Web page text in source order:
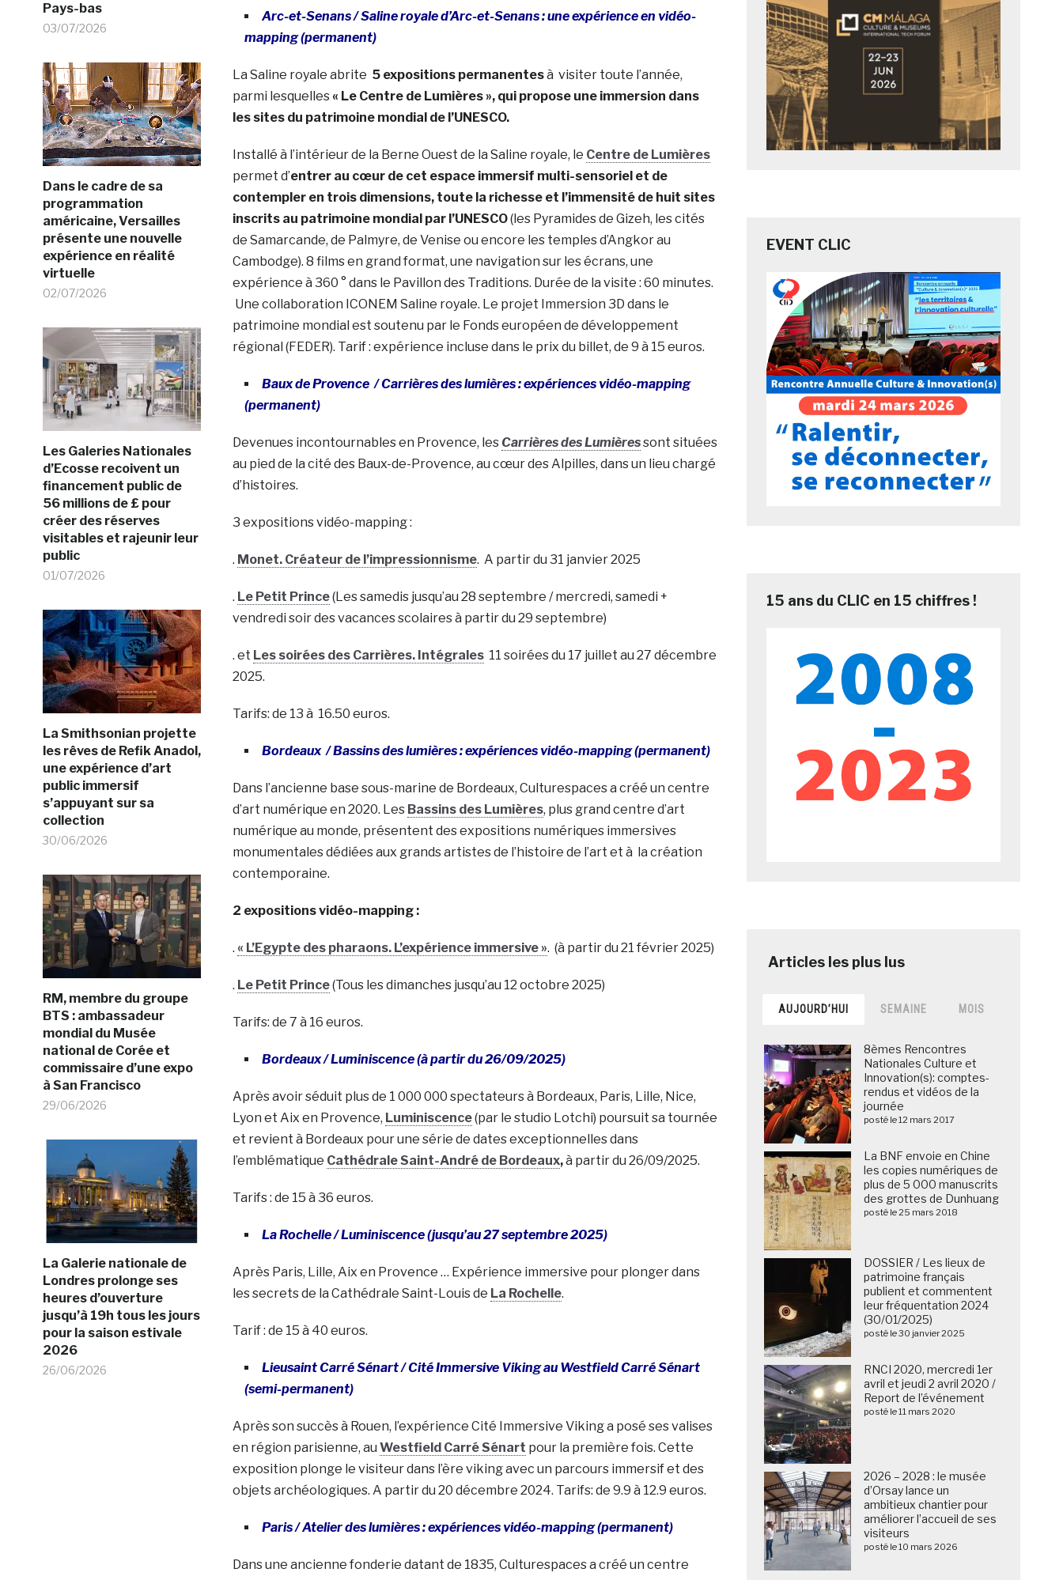
Pays-bas
03/07/2026
Dans le cadre de sa
programmation
américaine, Versailles
présente une nouvelle
expérience en réalité
virtuelle
02/07/2026
Les Galeries Nationales
d’Ecosse recoivent un
financement public de
56 millions de £ pour
créer des réserves
visitables et rajeunir leur
public
01/07/2026
La Smithsonian projette
les rêves de Refik Anadol,
une expérience d’art
public immersif
s’appuyant sur sa
collection
30/06/2026
RM, membre du groupe
BTS : ambassadeur
mondial du Musée
national de Corée et
commissaire d’une expo
à San Francisco
29/06/2026
La Galerie nationale de
Londres prolonge ses
heures d’ouverture
jusqu’à 19h tous les jours
pour la saison estivale
2026
26/06/2026
Arc-et-Senans /Saline royale d’Arc-et-Senans : une expérience en vidéo-
mapping (permanent)
La Saline royale abrite 5 expositions permanentesà visiter toute l’année,
parmi lesquelles« Le Centre de Lumières », qui propose une immersion dans
les sites du patrimoine mondial de l’UNESCO.
Installé à l’intérieur de la Berne Ouest de la Saline royale, le Centre de Lumières
permet d’entrer au cœur de cet espace immersif multi-sensoriel et de
contempler en trois dimensions, toute la richesse et l’immensité de huit sites
inscrits au patrimoine mondial par l’UNESCO(les Pyramides de Gizeh, les cités
de Samarcande, de Palmyre, de Venise ou encore les temples d’Angkor au
Cambodge). 8 films en grand format, une navigation sur les écrans, une
expérience à 360 ° dans le Pavillon des Traditions. Durée de la visite : 60 minutes.
Une collaboration ICONEM Saline royale. Le projet Immersion 3D dans le
patrimoine mondial est soutenu par le Fonds européen de développement
régional (FEDER). Tarif : expérience incluse dans le prix du billet, de 9 à 15 euros.
Baux de Provence /Carrières des lumières : expériences vidéo-mapping
(permanent)
Devenues incontournables en Provence, les Carrières des Lumièressont situées
au pied de la cité des Baux-de-Provence, au cœur des Alpilles, dans un lieu chargé
d’histoires.
3 expositions vidéo-mapping :
. Monet. Créateur de l’impressionnisme. A partir du 31 janvier 2025
. Le Petit Prince(Les samedis jusqu’au 28 septembre / mercredi, samedi +
vendredi soir des vacances scolaires à partir du 29 septembre)
. et Les soirées des Carrières. Intégrales11 soirées du 17 juillet au 27 décembre
2025.
Tarifs: de 13 à 16.50 euros.
Bordeaux /Bassins des lumières : expériences vidéo-mapping (permanent)
Dans l’ancienne base sous-marine de Bordeaux, Culturespaces a créé un centre
d’art numérique en 2020. Les Bassins des Lumières, plus grand centre d’art
numérique au monde, présentent des expositions numériques immersives
monumentales dédiées aux grands artistes de l’histoire de l’art et à la création
contemporaine.
2 expositions vidéo-mapping :
. « L’Egypte des pharaons. L’expérience immersive ». (à partir du 21 février 2025)
. Le Petit Prince(Tous les dimanches jusqu’au 12 octobre 2025)
Tarifs: de 7 à 16 euros.
Bordeaux / Luminiscence (à partir du 26/09/2025)
Après avoir séduit plus de 1 000 000 spectateurs à Bordeaux, Paris, Lille, Nice,
Lyon et Aix en Provence, Luminiscence(par le studio Lotchi) poursuit sa tournée
et revient à Bordeaux pour une série de dates exceptionnelles dans
l’emblématique Cathédrale Saint-André de Bordeaux,à partir du 26/09/2025.
Tarifs : de 15 à 36 euros.
La Rochelle / Luminiscence (jusqu’au 27 septembre 2025)
Après Paris, Lille, Aix en Provence … Expérience immersive pour plonger dans
les secrets de la Cathédrale Saint-Louis de La Rochelle.
Tarif : de 15 à 40 euros.
Lieusaint Carré Sénart /Cité Immersive Viking au Westfield Carré Sénart
(semi-permanent)
Après son succès à Rouen, l’expérience Cité Immersive Viking a posé ses valises
en région parisienne, au Westfield Carré Sénart pour la première fois. Cette
exposition plonge le visiteur dans l’ère viking avec un parcours immersif et des
objets archéologiques. A partir du 20 décembre 2024. Tarifs: de 9.9 à 12.9 euros.
Paris / Atelier des lumières : expériences vidéo-mapping (permanent)
Dans une ancienne fonderie datant de 1835, Culturespaces a créé un centre
EVENT CLIC
15 ans du CLIC en 15 chiffres !
AUJOURD’HUI SEMAINE MOIS
8èmes Rencontres
Nationales Culture et
Innovation(s): comptes-
rendus et vidéos de la
journée
posté le 12 mars 2017
La BNF envoie en Chine
les copies numériques de
plus de 5 000 manuscrits
des grottes de Dunhuang
posté le 25 mars 2018
DOSSIER / Les lieux de
patrimoine français
publient et commentent
leur fréquentation 2024
(30/01/2025)
posté le 30 janvier 2025
RNCI 2020, mercredi 1er
avril et jeudi 2 avril 2020 /
Report de l’événement
posté le 11 mars 2020
2026 – 2028 : le musée
d’Orsay lance un
ambitieux chantier pour
améliorer l’accueil de ses
visiteurs
posté le 10 mars 2026